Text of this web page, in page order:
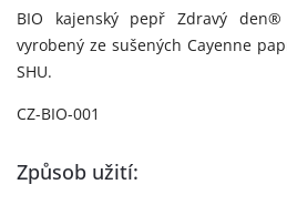
BIO kajenský pepř Zdravý
vyrobený ze sušených Cayenne
SHU.
CZ-BIO-001
Způsob užití: